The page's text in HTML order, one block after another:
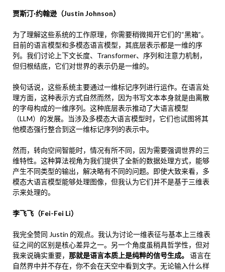
贾斯汀·约翰逊（Justin Johnson）
为了理解这些系统的工作原理，你需要稍微揭开它们的“黑箱”。
目前的语言模型和多模态语言模型，其底层表示都是一维的序
列。我们讨论上下文长度、Transformer、序列和注意力机制，
但归根结底，它们对世界的表示仍是一维的。
换句话说，这些系统主要通过一维标记序列进行运作。在语言处
理方面，这种表示方式自然而然，因为书写文本本身就是由离散
的字母构成的一维序列。这种底层表示推动了大语言模型
（LLM）的发展。当涉及多模态大语言模型时，它们也试图将其
他模态强行整合到这一维标记序列的表示中。
然而，转向空间智能时，情况有所不同，因为需要强调世界的三
维特性。这种算法视角为我们提供了全新的数据处理方式，能够
产生不同类型的输出，解决略有不同的问题。即使大致来看，多
模态大语言模型能够处理图像，但我认为它们并不是基于三维表
示来处理的。
李飞飞（Fei-Fei Li）
我完全赞同 Justin 的观点。我认为讨论一维表征与基本上三维表
征之间的区别是核心差异之一。另一个角度虽稍具哲学性，但对
我来说确实重要， 那就是语言本质上是纯粹的信号生成。
语言在
自然界中并不存在，你不会在天空中看到文字。无论输入什么样